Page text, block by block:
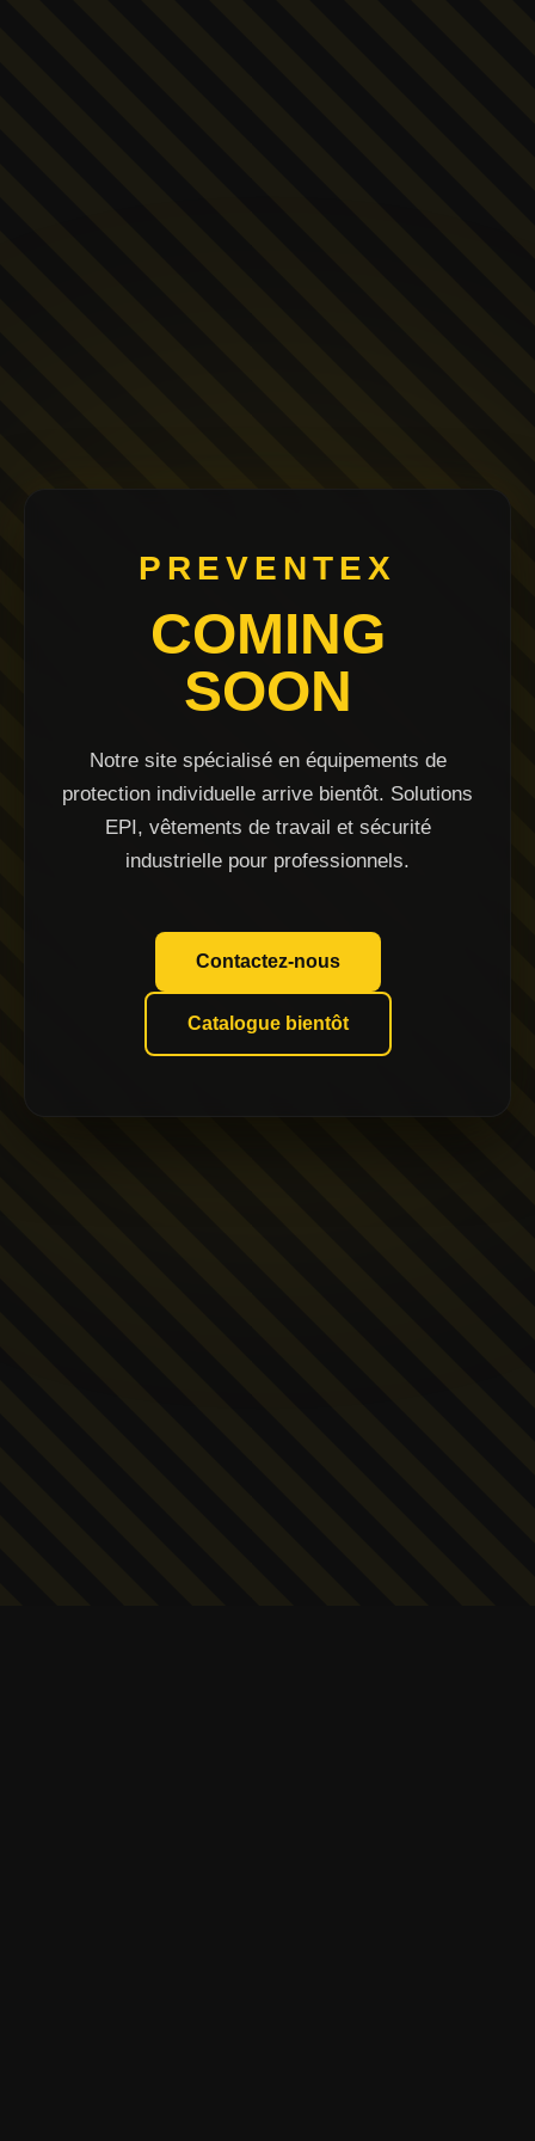
PREVENTEX
COMING
SOON
Notre site spécialisé en équipements de
protection individuelle arrive bientôt. Solutions
EPI, vêtements de travail et sécurité
industrielle pour professionnels.
Contactez-nous
Catalogue bientôt